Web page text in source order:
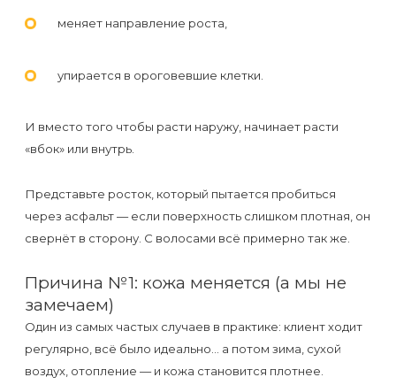
раз
к
эпиляции
нужно
перед
визитом
меняет направление роста,
упирается в ороговевшие клетки.
И вместо того чтобы расти наружу, начинает расти
«вбок» или внутрь.
Представьте росток, который пытается пробиться
через асфальт — если поверхность слишком плотная, он
свернёт в сторону. С волосами всё примерно так же.
Причина №1: кожа меняется (а мы не
замечаем)
Один из самых частых случаев в практике: клиент ходит
регулярно, всё было идеально… а потом зима, сухой
воздух, отопление — и кожа становится плотнее.